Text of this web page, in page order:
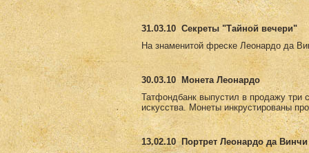
31.03.10 Секреты "Тайной вечери"
На знаменитой фреске Леонардо да
30.03.10
Монета Леонардо
Татфондбанк выпустил в продажу три
искусства. Монеты инкрустированы
13.02.10
Портрет Леонардо да Винчи